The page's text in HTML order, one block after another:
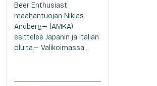
Beer Enthusiast
maahantuojan Niklas
Andberg— (AMKA)
esittelee Japanin ja Italian
oluita.— Valikoimassa...